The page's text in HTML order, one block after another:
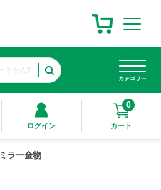
ログイン
0
カート
ミラー金物